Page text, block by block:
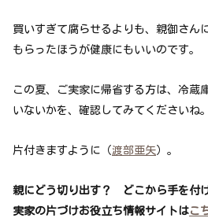
買いすぎて腐らせるよりも、親御さん
もらったほうが健康にもいいのです。
この夏、ご実家に帰省する方は、冷蔵
いないかを、確認してみてくださいね。
片付きますように（渡部亜矢）。
親にどう切り出す？ どこから手を付
実家の片づけお役立ち情報サイトはこ